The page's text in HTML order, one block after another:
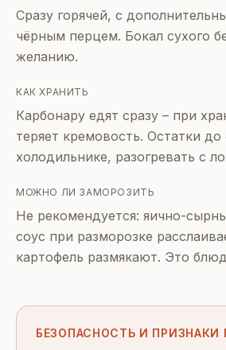
Сразу горячей, с
чёрным перцем. Бокал сухого
желанию.
КАК ХРАНИТЬ
Карбонару едят сразу – при
теряет кремовость. Остатки до
холодильнике, разогревать с
МОЖНО ЛИ ЗАМОРОЗИТЬ
Не рекомендуется: яично-
соус при разморозке
картофель размякают. Это
БЕЗОПАСНОСТЬ И ПРИЗНАКИ